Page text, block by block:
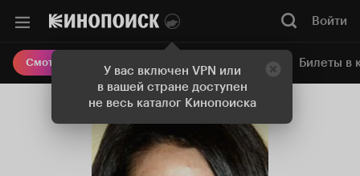
У вас включен VPN или
в вашей стране доступен
не весь каталог Кинопоиска
Войти
Смотреть кино Онлайн-кинотеатр Билеты в